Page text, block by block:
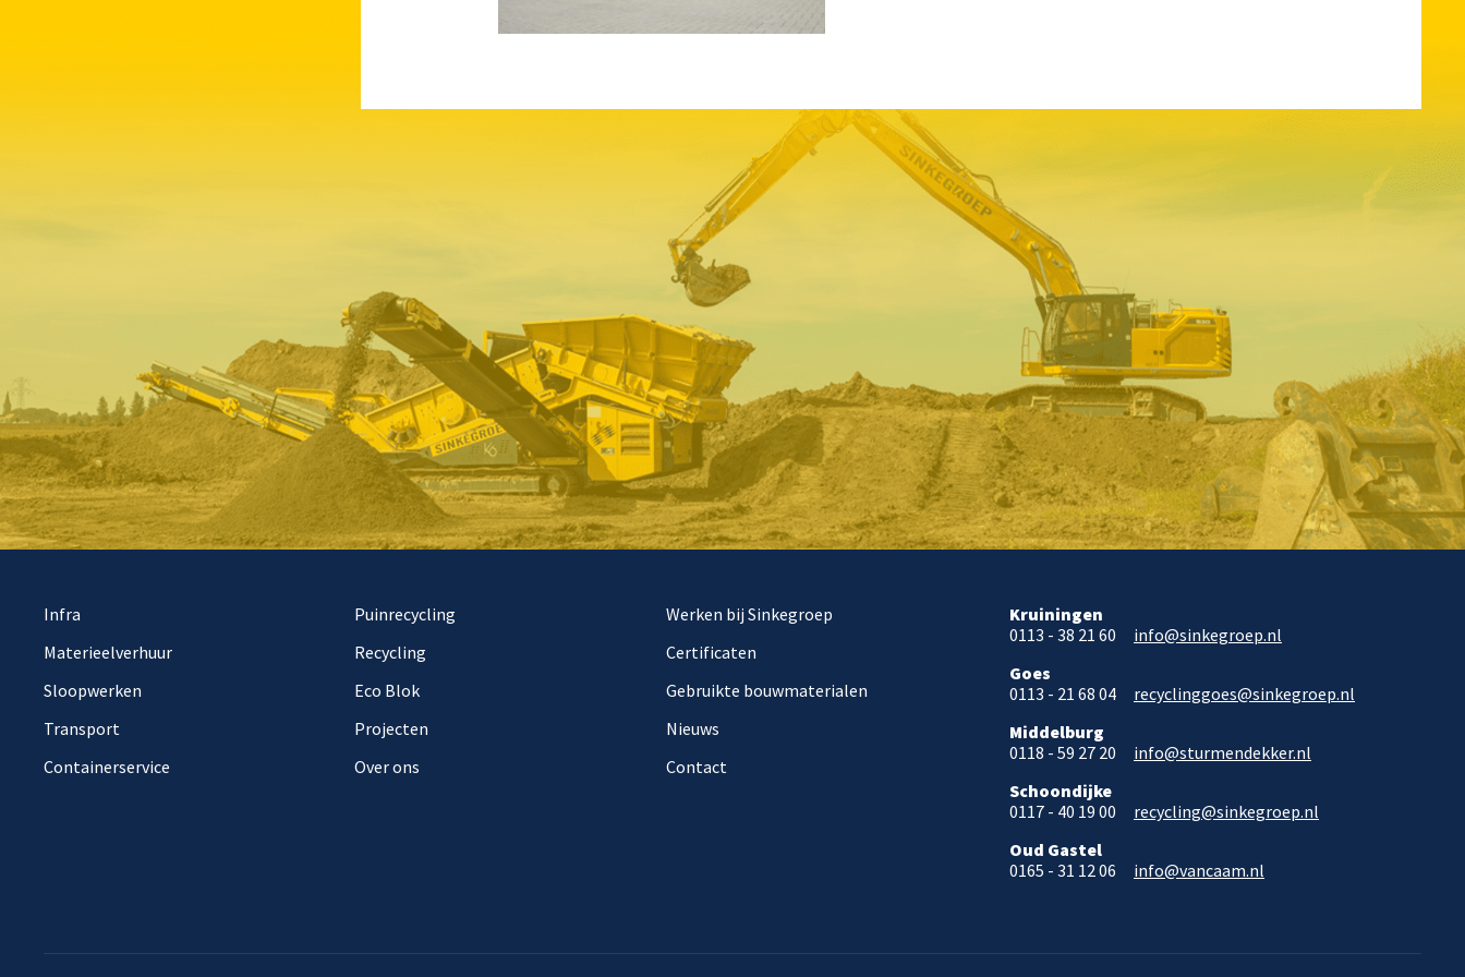
Infra
Materieelverhuur
Sloopwerken
Transport
Containerservice
Puinrecycling
Recycling
Eco Blok
Projecten
Over ons
Werken bij Sinkegroep
Certificaten
Gebruikte bouwmaterialen
Nieuws
Contact
Kruiningen
0113 - 38 21 60
info@sinkegroep.nl
Goes
0113 - 21 68 04
recyclinggoes@sinkegroep.nl
Middelburg
0118 - 59 27 20
info@sturmendekker.nl
Schoondijke
0117 - 40 19 00
recycling@sinkegroep.nl
Oud Gastel
0165 - 31 12 06
info@vancaam.nl